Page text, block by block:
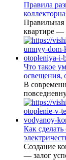
Правила
Правильная
квартире —
Что такое
освещения,
В
Как
Создание
— залог